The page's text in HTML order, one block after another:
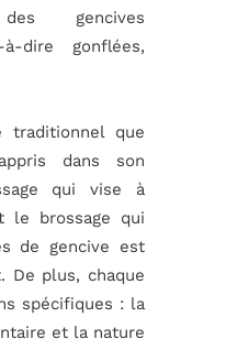
des gencives
à-dire gonflées,
traditionnel que
dans son
qui vise à
le brossage qui
de gencive est
De plus, chaque
spécifiques : la
et la nature